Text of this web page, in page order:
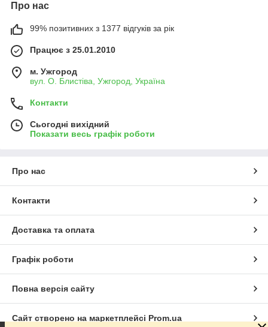
Про нас
99% позитивних з 1377 відгуків за рік
Працює з 25.01.2010
м. Ужгород
вул. О. Блистіва, Ужгород, Україна
Контакти
Сьогодні вихідний
Показати весь графік роботи
Про нас
Контакти
Доставка та оплата
Графік роботи
Повна версія сайту
Сайт створено на маркетплейсі Prom.ua